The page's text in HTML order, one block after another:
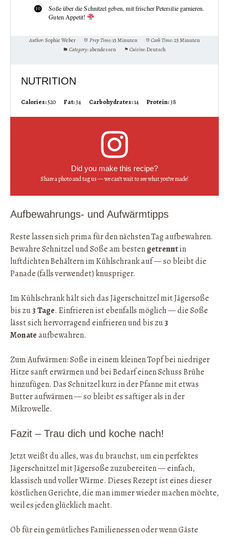
Soße über die Schnitzel geben, mit frischer Petersilie garnieren.
Guten Appetit!
Author: Sophie Weber Prep Time:15 Minuten Cook Time:25 Minuten
Category:abendessen Cuisine:Deutsch
NUTRITION
Calories:520 Fat:34 Carbohydrates:14 Protein:38
Did you make this recipe?
Share a photo and tag us — we can’t wait to see what you’ve made!
Aufbewahrungs- und Aufwärmtipps
Reste lassen sich prima für den nächsten Tag aufbewahren.
Bewahre Schnitzel und Soße am bestengetrenntin
luftdichten Behältern im Kühlschrank auf — so bleibt die
Panade (falls verwendet) knuspriger.
Im Kühlschrank hält sich das Jägerschnitzel mit Jägersoße
bis zu3 Tage. Einfrieren ist ebenfalls möglich — die Soße
lässt sich hervorragend einfrieren und bis zu3
Monateaufbewahren.
Zum Aufwärmen: Soße in einem kleinen Topf bei niedriger
Hitze sanft erwärmen und bei Bedarf einen Schuss Brühe
hinzufügen. Das Schnitzel kurz in der Pfanne mit etwas
Butter aufwärmen — so bleibt es saftiger als in der
Mikrowelle.
Fazit – Trau dich und koche nach!
Jetzt weißt du alles, was du brauchst, um ein perfektes
Jägerschnitzel mit Jägersoße zuzubereiten — einfach,
klassisch und voller Wärme. Dieses Rezept ist eines dieser
köstlichen Gerichte, die man immer wieder machen möchte,
weil es jeden glücklich macht.
Ob für ein gemütliches Familienessen oder wenn Gäste